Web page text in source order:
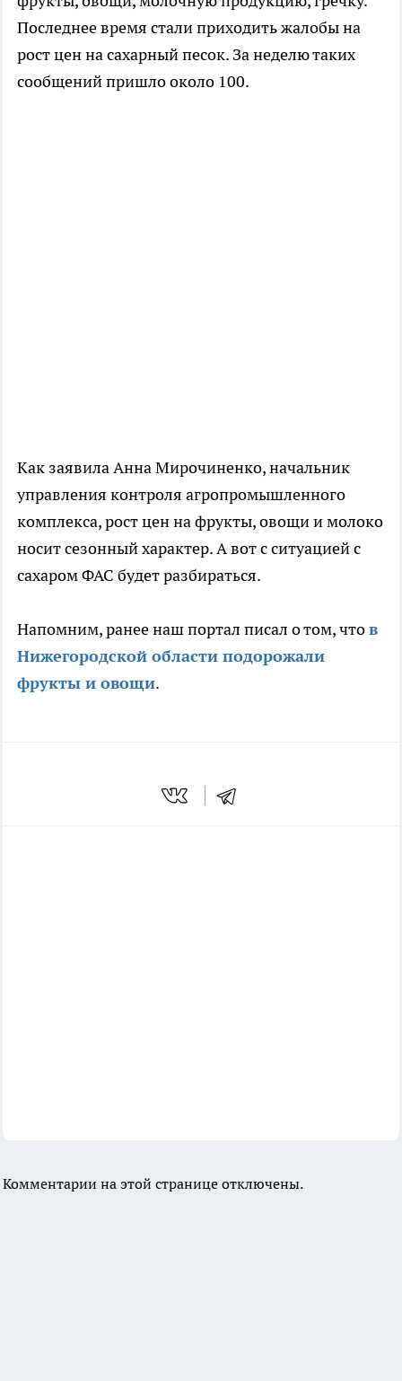
Последнее время стали приходить жалобы на
рост цен на сахарный песок. За неделю таких
сообщений пришло около 100.
Как заявила Анна Мирочиненко, начальник
управления контроля агропромышленного
комплекса, рост цен на фрукты, овощи и молоко
носит сезонный характер. А вот с ситуацией с
сахаром ФАС будет разбираться.
Напомним, ранее наш портал писал о том, чтов
Нижегородской области подорожали
фрукты и овощи.
Комментарии на этой странице отключены.